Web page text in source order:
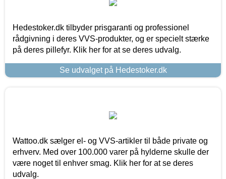
Hedestoker.dk tilbyder prisgaranti og professionel
rådgivning i deres VVS-produkter, og er specielt stærke
på deres pillefyr. Klik her for at se deres udvalg.
Se udvalget på Hedestoker.dk
Wattoo.dk sælger el- og VVS-artikler til både private og
erhverv. Med over 100.000 varer på hylderne skulle der
være noget til enhver smag. Klik her for at se deres
udvalg.